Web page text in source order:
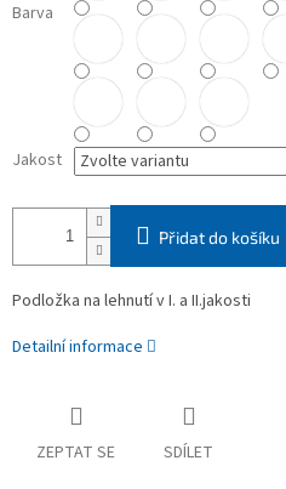
Barva
Jakost
Přidat do košíku
Podložka na lehnutí v I. a II.jakosti
Detailní informace
ZEPTAT SE SDÍLET